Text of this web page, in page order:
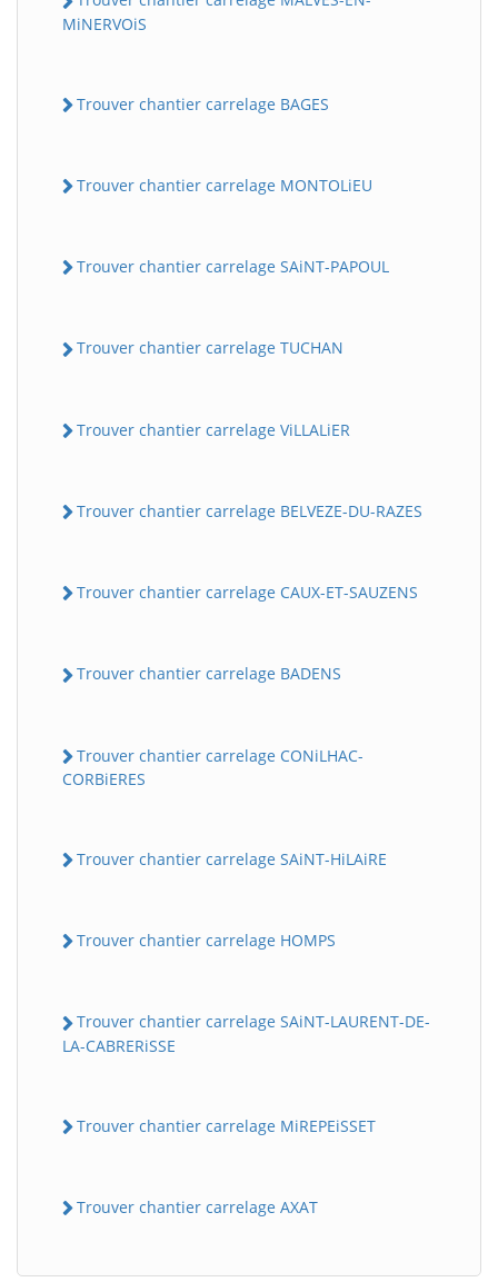
MiNERVOiS
Trouver chantier carrelage BAGES
Trouver chantier carrelage MONTOLiEU
Trouver chantier carrelage SAiNT-PAPOUL
Trouver chantier carrelage TUCHAN
Trouver chantier carrelage ViLLALiER
Trouver chantier carrelage BELVEZE-DU-RAZES
Trouver chantier carrelage CAUX-ET-SAUZENS
Trouver chantier carrelage BADENS
Trouver chantier carrelage CONiLHAC-
CORBiERES
Trouver chantier carrelage SAiNT-HiLAiRE
Trouver chantier carrelage HOMPS
Trouver chantier carrelage SAiNT-LAURENT-DE-
LA-CABRERiSSE
Trouver chantier carrelage MiREPEiSSET
Trouver chantier carrelage AXAT